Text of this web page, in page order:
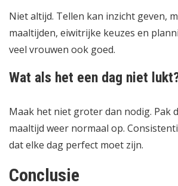
Niet altijd. Tellen kan inzicht geven,
maaltijden, eiwitrijke keuzes en
veel vrouwen ook goed.
Wat als het een dag niet
Maak het niet groter dan nodig. Pak
maaltijd weer normaal op.
dat elke dag perfect moet zijn.
Conclusie